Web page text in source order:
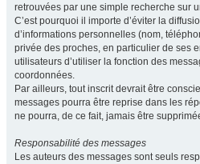
retrouvées par une simple recherche sur
C’est pourquoi il importe d’éviter la
d’informations personnelles (nom,
privée des proches, en particulier de ses
utilisateurs d’utiliser la fonction des
coordonnées.
Par ailleurs, tout inscrit devrait être
messages pourra être reprise dans les
ne pourra, de ce fait, jamais être
Responsabilité des messages
Les auteurs des messages sont seuls